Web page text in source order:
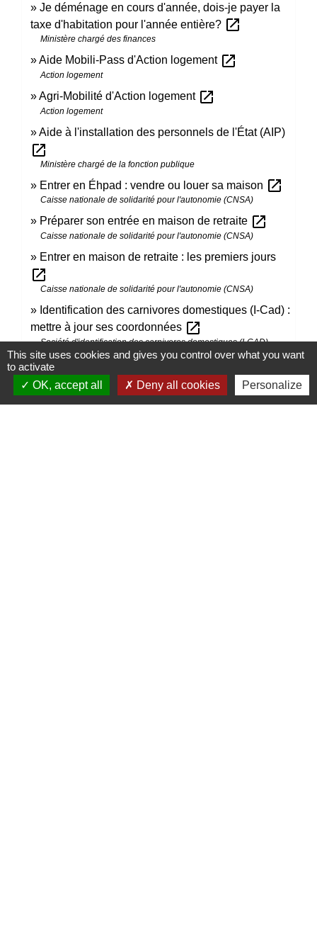
Je déménage en cours d'année, dois-je payer la
taxe d'habitation pour l'année entière? open_in_new
Ministère chargé des finances
Aide Mobili-Pass d'Action logement open_in_new
Action logement
Agri-Mobilité d'Action logement open_in_new
Action logement
Aide à l'installation des personnels de l'État (AIP)
open_in_new
Ministère chargé de la fonction publique
Entrer en Éhpad : vendre ou louer sa maison open_in_new
Caisse nationale de solidarité pour l'autonomie (CNSA)
Préparer son entrée en maison de retraite open_in_new
Caisse nationale de solidarité pour l'autonomie (CNSA)
Entrer en maison de retraite : les premiers jours
open_in_new
Caisse nationale de solidarité pour l'autonomie (CNSA)
Identification des carnivores domestiques (I-Cad) :
mettre à jour ses coordonnées open_in_new
Société d'identification des carnivores domestiques (I-CAD)
Comment faire si...
This site uses cookies and gives you control over what you want
to activate
OK, accept all
Deny all cookies Personalize